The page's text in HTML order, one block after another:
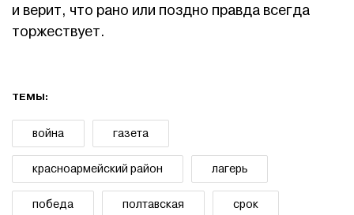
и верит, что рано или поздно правда всегда
торжествует.
ТЕМЫ:
война газета
красноармейский район лагерь
победа полтавская срок